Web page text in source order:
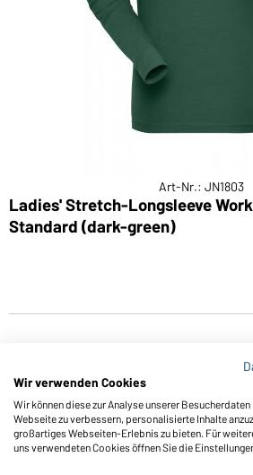
Art-Nr.: JN1803
Ladies' Stretch-Longsleeve Work
Standard (dark-green)
Funktionen & Pflege
Wir verwenden Cookies
Wir können diese zur Analyse unserer
Webseite zu verbessern, personalisierte Inhalte
großartiges Webseiten-Erlebnis zu bieten. Für
uns verwendeten Cookies öffnen Sie die